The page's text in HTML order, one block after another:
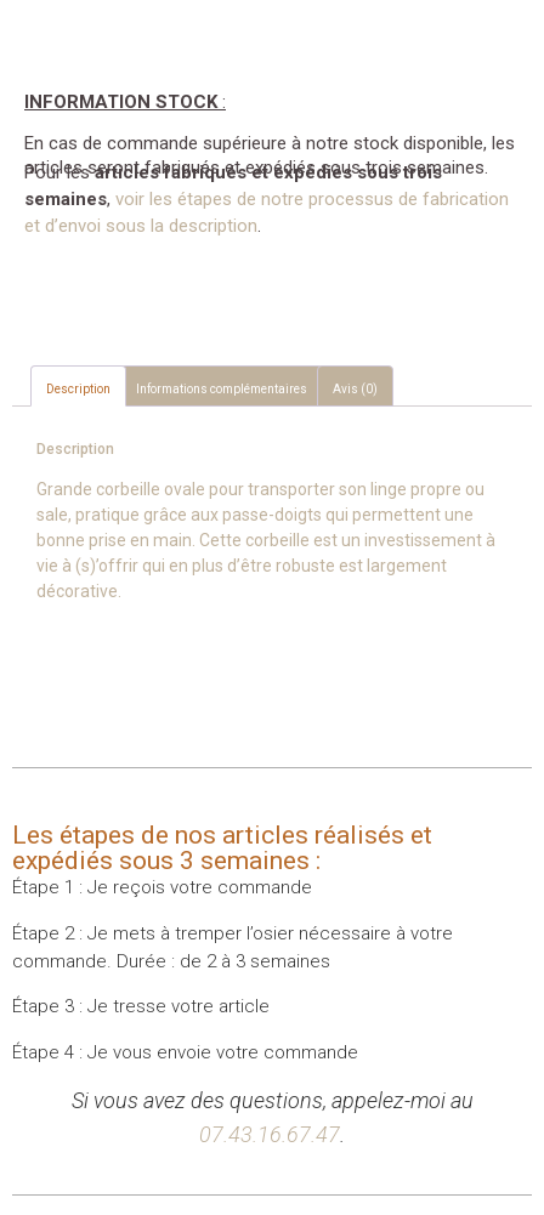
INFORMATION STOCK:
En cas de commande supérieure à notre stock disponible, les
articles seront fabriqués et expédiés sous trois semaines.
Pour lesarticles fabriqués et expédiés sous trois
semaines, voir les étapes de notre processus de fabrication
et d’envoi sous la description
Description Informations complémentaires Avis (0)
Description
Grande corbeille ovale pour transporter son linge propre ou
sale, pratique grâce aux passe-doigts qui permettent une
bonne prise en main. Cette corbeille est un investissement à
vie à (s)’offrir qui en plus d’être robuste est largement
décorative.
Les étapes de nos articles réalisés et
expédiés sous 3 semaines :
Étape 1 : Je reçois votre commande
Étape 2 : Je mets à tremper l’osier nécessaire à votre
commande. Durée : de 2 à 3 semaines
Étape 3 : Je tresse votre article
Étape 4 : Je vous envoie votre commande
Si vous avez des questions, appelez-moi au
07.43.16.67.47